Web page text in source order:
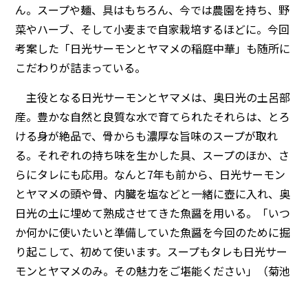
ん。スープや麺、具はもちろん、今では農園を持ち、野
菜やハーブ、そして小麦まで自家栽培するほどに。今回
考案した「日光サーモンとヤマメの稲庭中華」も随所に
こだわりが詰まっている。
主役となる日光サーモンとヤマメは、奥日光の土呂部
産。豊かな自然と良質な水で育てられたそれらは、とろ
ける身が絶品で、骨からも濃厚な旨味のスープが取れ
る。それぞれの持ち味を生かした具、スープのほか、さ
らにタレにも応用。なんと7年も前から、日光サーモン
とヤマメの頭や骨、内臓を塩などと一緒に壺に入れ、奥
日光の土に埋めて熟成させてきた魚醤を用いる。「いつ
か何かに使いたいと準備していた魚醤を今回のために掘
り起こして、初めて使います。スープもタレも日光サー
モンとヤマメのみ。その魅力をご堪能ください」（菊池